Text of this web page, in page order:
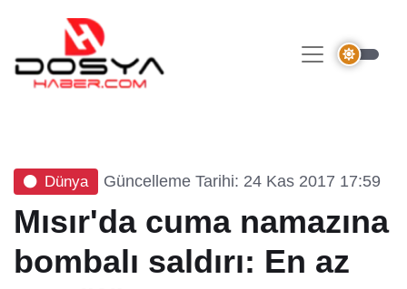
Dünya Güncelleme Tarihi: 24 Kas 2017 17:59
Mısır'da cuma namazına
bombalı saldırı: En az